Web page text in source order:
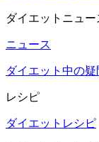
ダイエットニュ
ニュース
ダイエット中の疑
レシピ
ダイエットレシピ